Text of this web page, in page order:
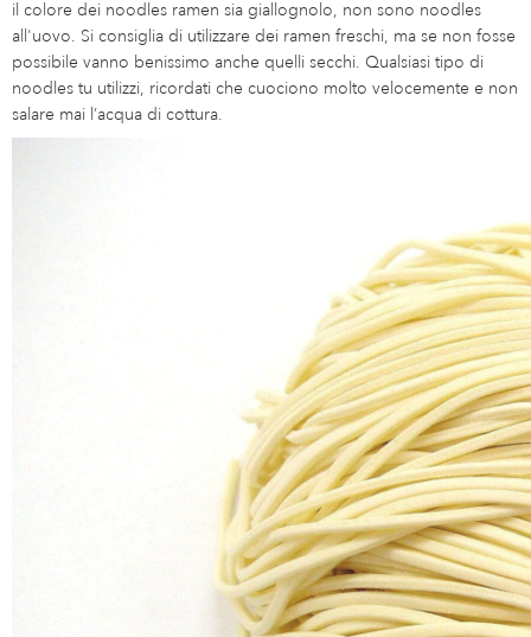
il colore dei noodles ramen sia giallognolo, non sono noodles
all'uovo. Si consiglia di utilizzare dei ramen freschi, ma se non fosse
possibile vanno benissimo anche quelli secchi. Qualsiasi tipo di
noodles tu utilizzi, ricordati che cuociono molto velocemente e non
salare mai l’acqua di cottura.